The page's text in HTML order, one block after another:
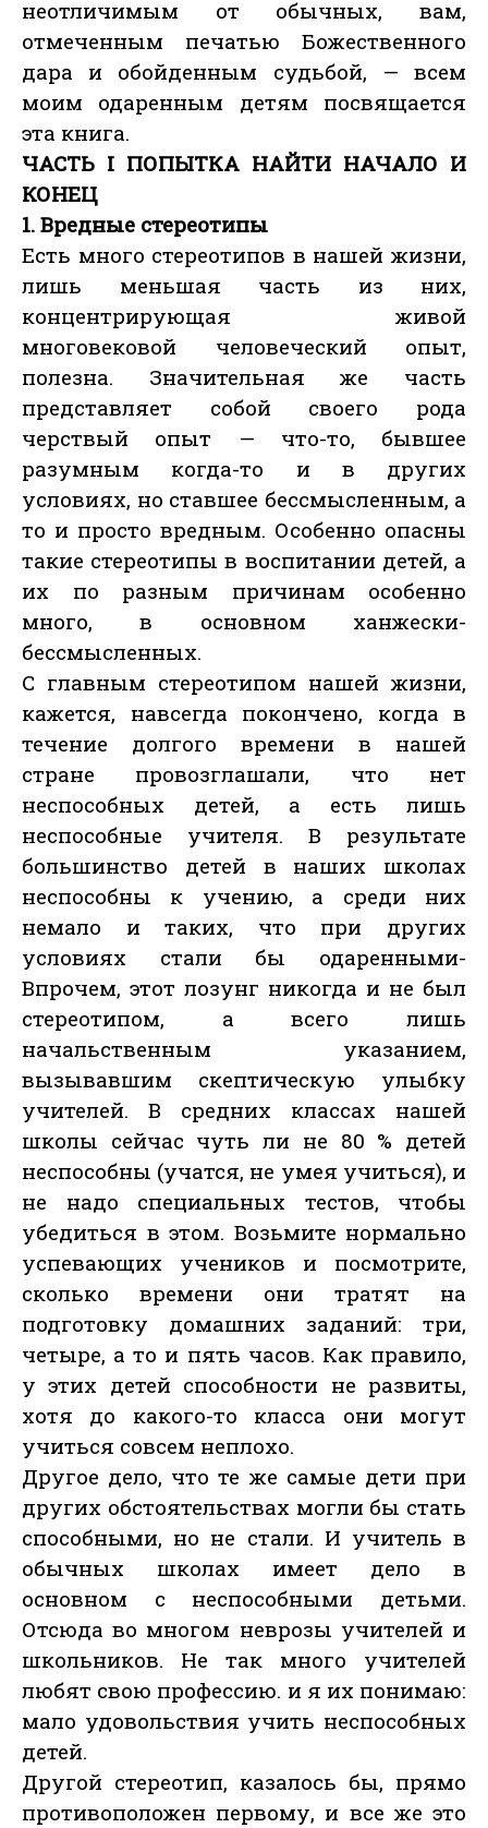
неотличимым от обычных, вам,
отмеченным печатью Божественного
дара и обойденным судьбой, — всем
моим одаренным детям посвящается
эта книга.
ЧАСТЬ I ПОПЫТКА НАЙТИ НАЧАЛО И
КОНЕЦ
1. Вредные стереотипы
Есть много стереотипов в нашей жизни,
лишь меньшая часть из них,
концентрирующая живой
многовековой человеческий опыт,
полезна. Значительная же часть
представляет собой своего рода
черствый опыт — что-то, бывшее
разумным когда-то и в других
условиях, но ставшее бессмысленным, а
то и просто вредным. Особенно опасны
такие стереотипы в воспитании детей, а
их по разным причинам особенно
много, в основном ханжески-
бессмысленных.
С главным стереотипом нашей жизни,
кажется, навсегда покончено, когда в
течение долгого времени в нашей
стране провозглашали, что нет
неспособных детей, а есть лишь
неспособные учителя. В результате
большинство детей в наших школах
неспособны к учению, а среди них
немало и таких, что при других
условиях стали бы одаренными-
Впрочем, этот лозунг никогда и не был
стереотипом, а всего лишь
начальственным указанием,
вызывавшим скептическую улыбку
учителей. В средних классах нашей
школы сейчас чуть ли не 80 % детей
неспособны (учатся, не умея учиться), и
не надо специальных тестов, чтобы
убедиться в этом. Возьмите нормально
успевающих учеников и посмотрите,
сколько времени они тратят на
подготовку домашних заданий: три,
четыре, а то и пять часов. Как правило,
у этих детей способности не развиты,
хотя до какого-то класса они могут
учиться совсем неплохо.
Другое дело, что те же самые дети при
других обстоятельствах могли бы стать
способными, но не стали. И учитель в
обычных школах имеет дело в
основном с неспособными детьми.
Отсюда во многом неврозы учителей и
школьников. Не так много учителей
любят свою профессию. и я их понимаю:
мало удовольствия учить неспособных
детей.
Другой стереотип, казалось бы, прямо
противоположен первому, и все же это